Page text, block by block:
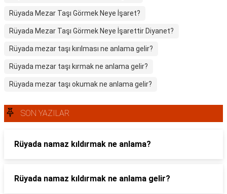
Rüyada Mezar Taşı Görmek Neye İşaret?
Rüyada Mezar Taşı Görmek Neye İşarettir Diyanet?
Rüyada mezar taşı kırılması ne anlama gelir?
Rüyada mezar taşı kırmak ne anlama gelir?
Rüyada mezar taşı okumak ne anlama gelir?
SON YAZILAR
Rüyada namaz kıldırmak ne anlama?
Rüyada namaz kıldırmak ne anlama gelir?